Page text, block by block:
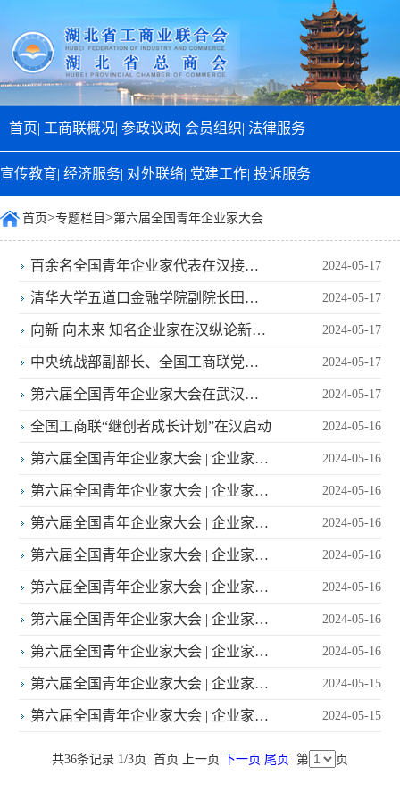
首页| 工商联概况| 参政议政| 会员组织| 法律服务
宣传教育| 经济服务| 对外联络| 党建工作| 投诉服务
首页>专题栏目 >第六届全国青年企业家大会
百余名全国青年企业家代表在汉接受
理想信念教育
2024-05-17
清华大学五道口金融学院副院长田轩
揭秘“超级创业者”特质
2024-05-17
向新 向未来 知名企业家在汉纵论新质
生产力
2024-05-17
中央统战部副部长、全国工商联党组
书记徐乐江来汉调研
2024-05-17
第六届全国青年企业家大会在武汉召
开
2024-05-17
全国工商联“继创者成长计划”在汉启动 2024-05-16
第六届全国青年企业家大会 | 企业家寄
语（三十）：王煜
2024-05-16
第六届全国青年企业家大会 | 企业家寄
语（二十九）：穆映江、汪洋
2024-05-16
第六届全国青年企业家大会 | 企业家寄
语（二十七）：周鸿祎
2024-05-16
第六届全国青年企业家大会 | 企业家寄
语（二十八）：徐立
2024-05-16
第六届全国青年企业家大会 | 企业家寄
语（二十六）：严立淼
2024-05-16
第六届全国青年企业家大会 | 企业家寄
语（二十五）：李萌、郑晓城
2024-05-16
第六届全国青年企业家大会 | 企业家寄
语（二十四）：陈东升
2024-05-16
第六届全国青年企业家大会 | 企业家寄
语（二十三）：齐向东
2024-05-15
第六届全国青年企业家大会 | 企业家寄 2024-05-15
共36条记录 1/3页 首页 上一页 下一页 尾页 第 页